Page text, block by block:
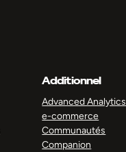
Additionnel
Advanced Analytics
e-commerce
Communautés
Companion